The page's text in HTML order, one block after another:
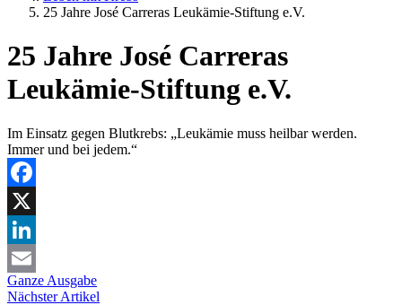
25 Jahre José Carreras Leukämie-Stiftung e.V.
25 Jahre José Carreras
Leukämie-Stiftung e.V.
Im Einsatz gegen Blutkrebs: „Leukämie muss heilbar werden.
Immer und bei jedem.“
Facebook
X
LinkedIn
Email
Ganze Ausgabe
Nächster Artikel